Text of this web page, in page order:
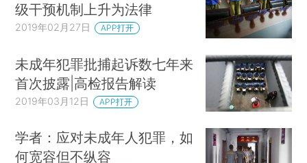
级干预机制上升为法律
2019年02月27日 APP打开
未成年犯罪批捕起诉数七年来
首次披露|高检报告解读
2019年03月12日 APP打开
学者：应对未成年人犯罪，如
何宽容但不纵容